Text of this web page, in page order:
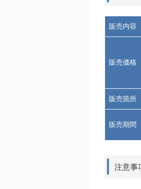
販売内容
販売価格
販売箇所
販売期間
注意事